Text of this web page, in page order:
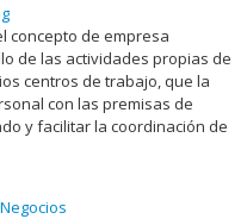
concepto de empresa
de las actividades propias de
centros de trabajo, que la
con las premisas de
y facilitar la coordinación de
Negocios